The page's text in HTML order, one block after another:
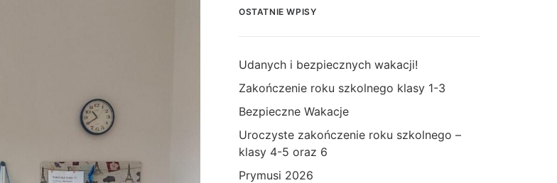
OSTATNIE WPISY
Udanych i bezpiecznych wakacji!
Zakończenie roku szkolnego klasy 1-3
Bezpieczne Wakacje
Uroczyste zakończenie roku szkolnego –
klasy 4-5 oraz 6
Prymusi 2026